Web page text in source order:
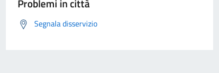
Problemi in città
Segnala disservizio